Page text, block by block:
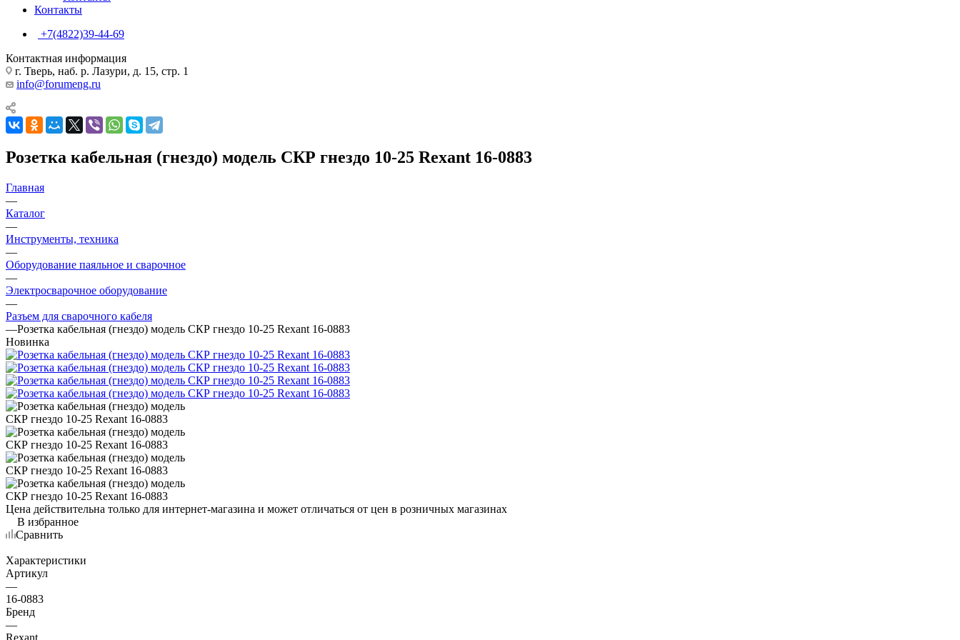
Контакты
+7(4822)39-44-69
Контактная информация
г. Тверь, наб. р. Лазури, д. 15, стр. 1
info@forumeng.ru
Розетка кабельная (гнездо) модель СКР гнездо 10-25 Rexant 16-0883
Главная
—
Каталог
—
Инструменты, техника
—
Оборудование паяльное и сварочное
—
Электросварочное оборудование
—
Разъем для сварочного кабеля
—Розетка кабельная (гнездо) модель СКР гнездо 10-25 Rexant 16-0883
Новинка
Цена действительна только для интернет-магазина и может отличаться от цен в розничных магазинах
В избранное
Сравнить
Характеристики
Артикул
—
16-0883
Бренд
—
Rexant